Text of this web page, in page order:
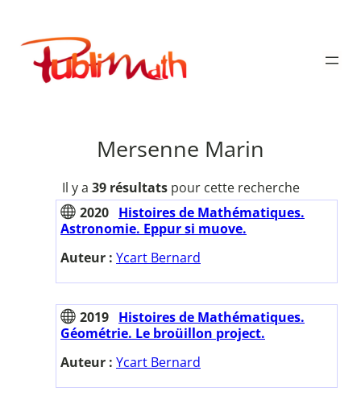
contenu
Publimath
Mersenne Marin
Il y a 39 résultatspour cette recherche
2020 Histoires de Mathématiques.
Astronomie. Eppur si muove.
Auteur : Ycart Bernard
2019 Histoires de Mathématiques.
Géométrie. Le broüillon project.
Auteur : Ycart Bernard